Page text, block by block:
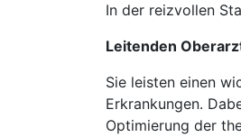
In der reizvollen
Leitenden
Sie leisten einen
Erkrankungen.
Optimierung der